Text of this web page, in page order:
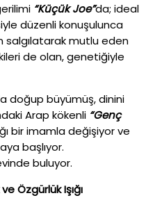
“Küçük Joe”da; ideal
düzenli konuşulunca
salgılatarak mutlu eden
de olan, genetiğiyle
doğup büyümüş, dinini
Arap kökenli “Genç
bir imamla değişiyor ve
başlıyor.
buluyor.
Özgürlük Işığı